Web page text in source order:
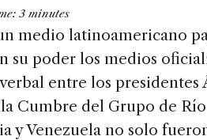
3 minutes
medio latinoamericano
su poder los medios
entre los presidentes
Cumbre del Grupo de
y Venezuela no solo